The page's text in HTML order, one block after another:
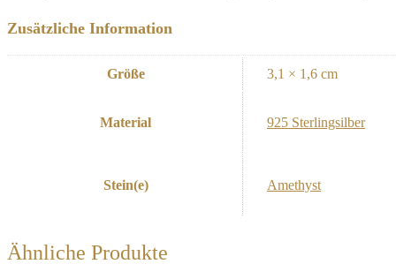
Zusätzliche Information
Größe 3,1 × 1,6 cm
Material 925 Sterlingsilber
Stein(e) Amethyst
Ähnliche Produkte